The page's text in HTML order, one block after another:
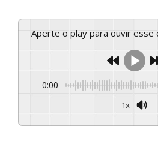
Aperte o play para ouvir esse
0:00
1x